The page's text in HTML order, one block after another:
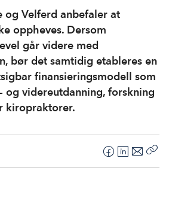
og Velferd anbefaler at
oppheves. Dersom
går videre med
bør det samtidig etableres en
finansieringsmodell som
og videreutdanning, forskning
kiropraktorer.
F
a
L
i
E
-